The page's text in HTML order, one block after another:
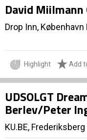
David Miilmann
Drop Inn, København
Highlight Add
UDSOLGT
Berlev/Peter
KU.BE, Frederiksberg